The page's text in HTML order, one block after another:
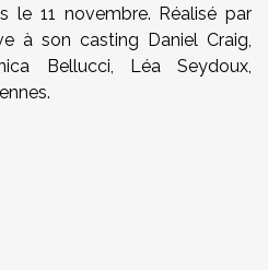
le 11 novembre. Réalisé par
à son casting Daniel Craig,
Bellucci, Léa Seydoux,